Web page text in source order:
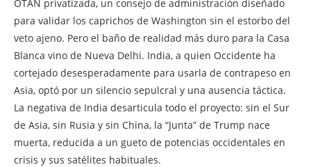
OTAN privatizada, un consejo de administración diseñado
para validar los caprichos de Washington sin el estorbo del
veto ajeno. Pero el baño de realidad más duro para la Casa
Blanca vino de Nueva Delhi. India, a quien Occidente ha
cortejado desesperadamente para usarla de contrapeso en
Asia, optó por un silencio sepulcral y una ausencia táctica.
La negativa de India desarticula todo el proyecto: sin el Sur
de Asia, sin Rusia y sin China, la “Junta” de Trump nace
muerta, reducida a un gueto de potencias occidentales en
crisis y sus satélites habituales.